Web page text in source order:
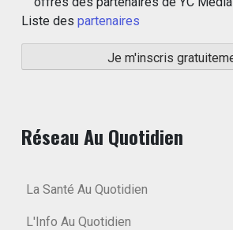
Liste des partenaires
Réseau Au Quotidien
La Santé Au Quotidien
L'Info Au Quotidien